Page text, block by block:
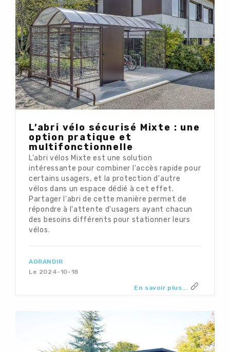
L’abri vélo sécurisé Mixte : une
option pratique et
multifonctionnelle
L'abri vélos Mixte est une solution
intéressante pour combiner l'accès rapide pour
certains usagers, et la protection d'autre
vélos dans un espace dédié à cet effet.
Partager l'abri de cette manière permet de
répondre à l'attente d'usagers ayant chacun
des besoins différents pour stationner leurs
vélos.
AGRANDIR
Le 2024-10-18
En savoir plus...